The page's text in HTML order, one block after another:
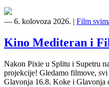
― 6. kolovoza 2026. Film
Kino Mediteran i
Nakon Pixie u Splitu i Supetru
projekcije! Gledamo filmove,
Glavonja 16.8. Koke i Glavonja